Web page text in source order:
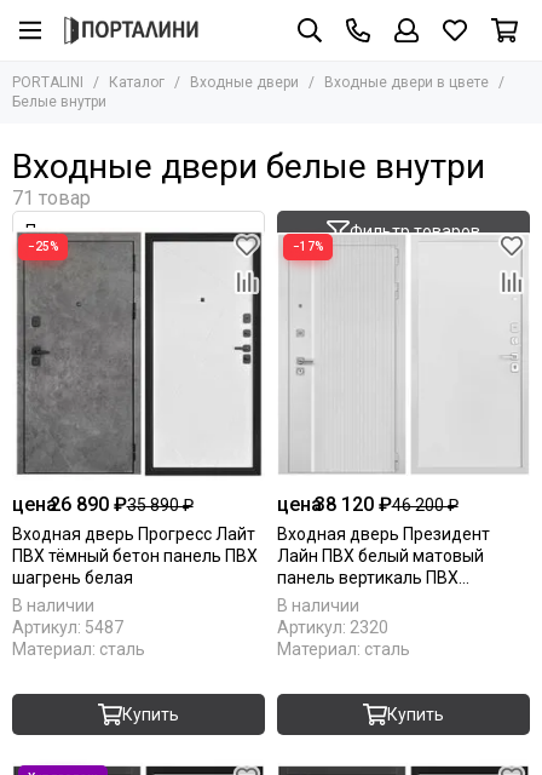
Входные двери
Все товары
По материалу
По цене
По конструкции
Входные двери в цвете
Входные двери в цвете
Все товары
Бетон
Дуб
Орех
Капучино внутри
Черные
Серые
Графит
Букле графит
Антик серебро
Чёрный муар
Медный антик
PORTALINI Каталог Входные двери
Входные двери в цвете
Белые внутри
Входные двери белые внутри
Фильтр товаров
−25%
цена26 890 ₽35 890 ₽
Входная дверь Прогресс Лайт
ПВХ тёмный бетон панель ПВХ
шагрень белая
В наличии
Артикул: 5487
Материал: сталь
Купить
−17%
цена38 120 ₽46 200 ₽
Входная дверь Президент
Лайн ПВХ белый матовый
панель вертикаль ПВХ
меламин белый
В наличии
Артикул: 2320
Материал: сталь
Купить